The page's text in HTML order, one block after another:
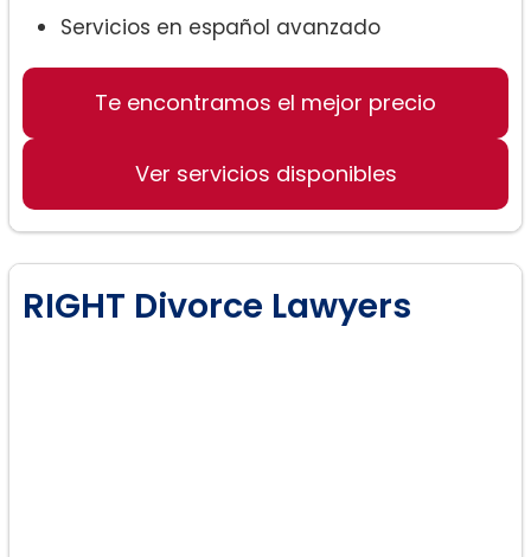
Servicios en español avanzado
Te encontramos el mejor precio
Ver servicios disponibles
RIGHT Divorce Lawyers